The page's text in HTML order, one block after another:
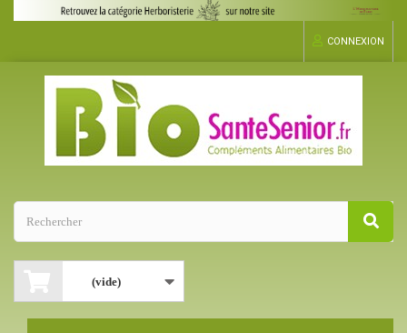
CONNEXION
(vide)